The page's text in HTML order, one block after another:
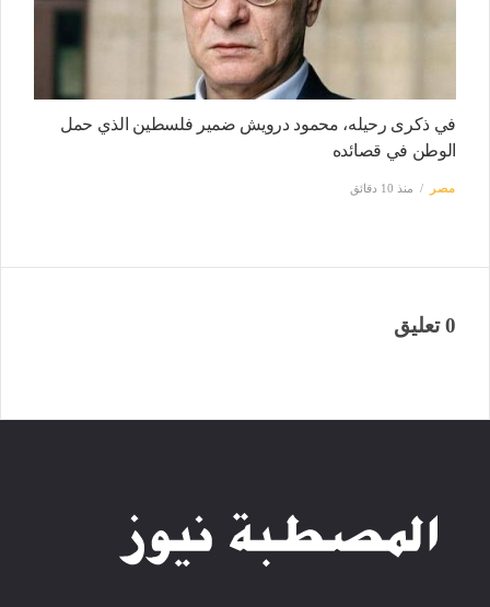
في ذكرى رحيله، محمود درويش ضمير فلسطين الذي حمل
الوطن في قصائده
مصر منذ 10 دقائق
0 تعليق